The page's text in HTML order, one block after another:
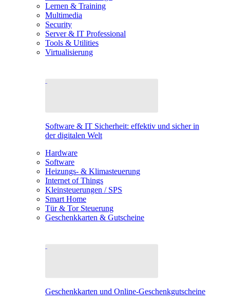
Lernen & Training
Multimedia
Security
Server & IT Professional
Tools & Utilities
Virtualisierung
Software & IT Sicherheit: effektiv und sicher in
der digitalen Welt
Hardware
Software
Heizungs- & Klimasteuerung
Internet of Things
Kleinsteuerungen / SPS
Smart Home
Tür & Tor Steuerung
Geschenkkarten & Gutscheine
Geschenkkarten und Online-Geschenkgutscheine